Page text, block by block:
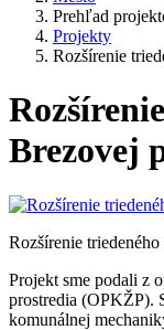
Prehľad
Projekty
Rozšírenie
Brezovej
Rozšírenie
Projekt sme podali z
prostredia (OPKŽP).
komunálnej